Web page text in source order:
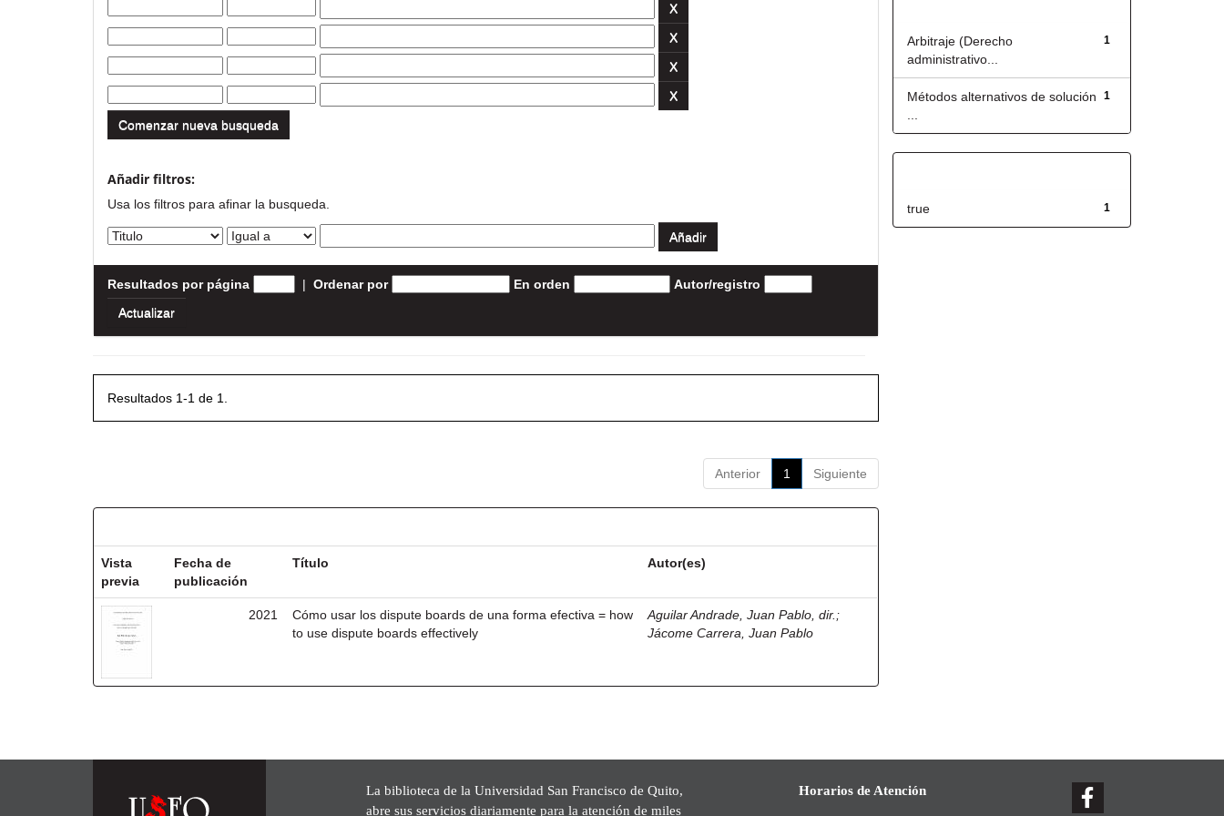
Comenzar nueva busqueda
Añadir filtros:
Usa los filtros para afinar la busqueda.
Resultados por página | Ordenar por En orden Autor/registro
Resultados 1-1 de 1.
Anterior 1 Siguiente
Vista
previa
Fecha de
publicación
Título Autor(es)
2021
Cómo usar los dispute boards de una forma efectiva = how
to use dispute boards effectively
Aguilar Andrade, Juan Pablo, dir. ;
Jácome Carrera, Juan Pablo
1
Arbitraje (Derecho
administrativo...
1
Métodos alternativos de solución
1
true
La biblioteca de la Universidad San Francisco de Quito,
abre sus servicios diariamente para la atención de miles
Horarios de Atención